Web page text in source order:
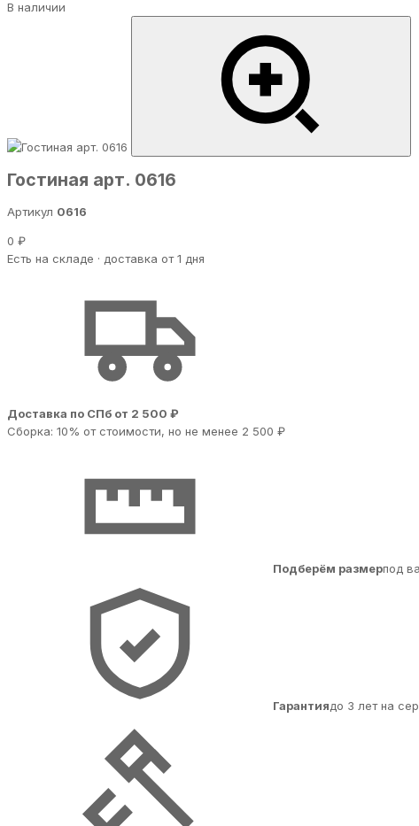
В наличии
Гостиная арт. 0616
Артикул 0616
0 ₽
Есть на складе · доставка от 1 дня
Доставка по СПб от 2 500 ₽
Сборка: 10% от стоимости, но не менее 2 500 ₽
Подберём размерпод
Гарантиядо 3 лет на